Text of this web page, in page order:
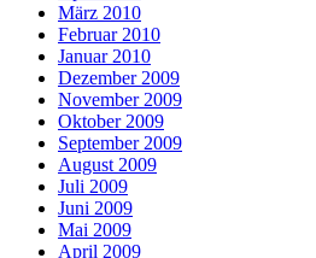
März 2010
Februar 2010
Januar 2010
Dezember 2009
November 2009
Oktober 2009
September 2009
August 2009
Juli 2009
Juni 2009
Mai 2009
April 2009